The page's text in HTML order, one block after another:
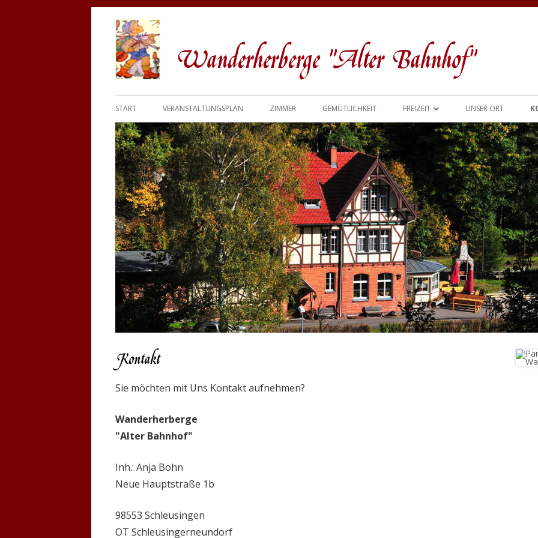
Wanderherberge "Alter Bahnhof"
START VERANSTALTUNGSPLAN ZIMMER GEMÜTLICHKEIT FREIZEIT
WANDERUNGEN UND TOUREN
UNSER ORT
Kontakt
Sie möchten mit Uns Kontakt aufnehmen?
Wanderherberge
"Alter Bahnhof"
Inh.: Anja Bohn
Neue Hauptstraße 1b
98553 Schleusingen
OT Schleusingerneundorf